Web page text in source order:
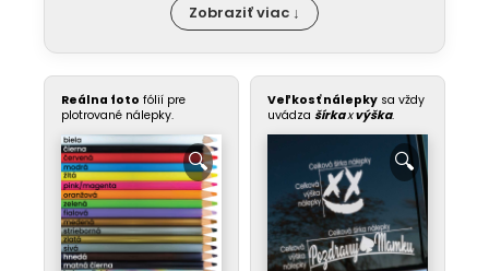
Zobraziť viac ↓
Reálna foto fólií pre
plotrované nálepky.
Veľkosť nálepky sa vždy
uvádza šírkaxvýška.